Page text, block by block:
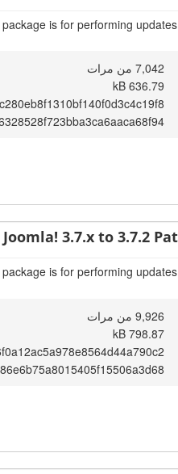
is for performing
7,042 من مرات
636.79 kB
Joomla! 3.7.x to 3.7.2
is for performing
9,926 من مرات
798.87 kB